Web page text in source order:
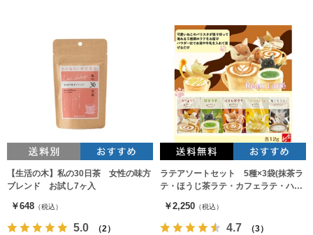
【生活の木】私の30日茶 女性の味方
ブレンド お試し7ヶ入
￥648 （税込）
5.0 （2）
ラテアソートセット 5種×3袋(抹茶ラ
テ・ほうじ茶ラテ・カフェラテ・ハニ
￥2,250 （税込）
4.7 （3）